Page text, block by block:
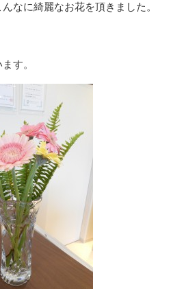
なに綺麗なお花を頂きました。
す。